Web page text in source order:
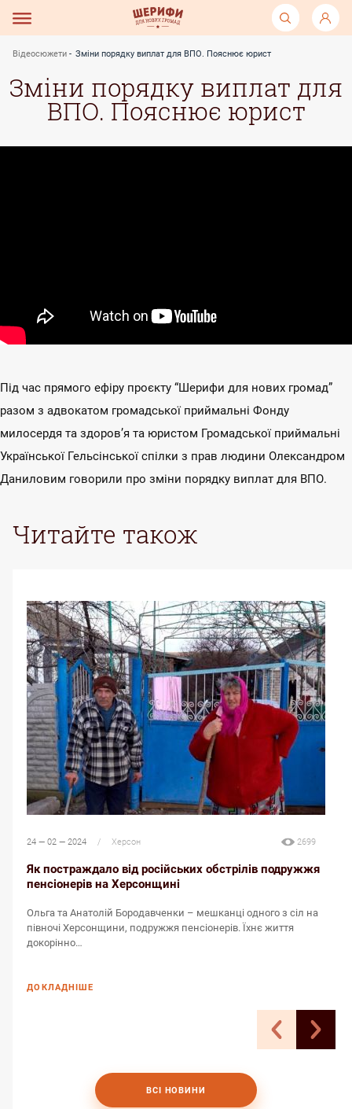
Відеосюжети Зміни порядку виплат для ВПО. Пояснює юрист
Зміни порядку виплат для
ВПО. Пояснює юрист
Під час прямого ефіру проєкту “Шерифи для нових громад”
разом з адвокатом громадської приймальні Фонду
милосердя та здоров’я та юристом Громадської приймальні
Української Гельсінської спілки з прав людини Олександром
Даниловим говорили про зміни порядку виплат для ВПО.
Читайте також
24 — 02 — 2024 / Херсон 2699
Як постраждало від російських обстрілів подружжя
пенсіонерів на Херсонщині
Ольга та Анатолій Бородавченки – мешканці одного з сіл на
півночі Херсонщини, подружжя пенсіонерів. Їхнє життя
докорінно…
ДОКЛАДНІШЕ
ВСІ НОВИНИ